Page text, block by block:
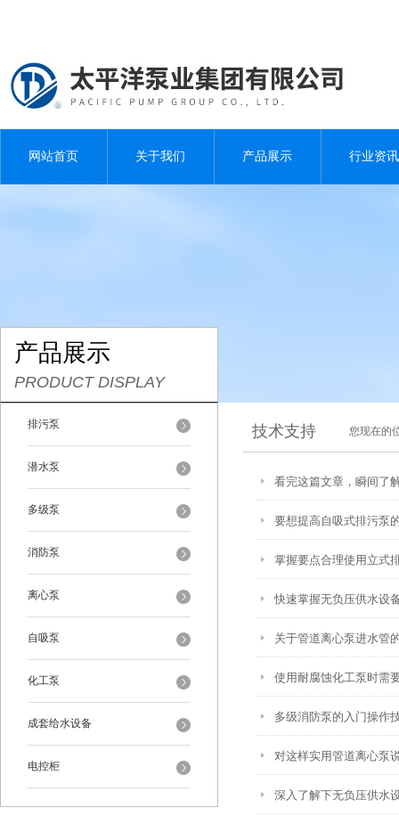
网站首页 关于我们 产品展示 行业资讯
产品展示
PRODUCT DISPLAY
排污泵
潜水泵
多级泵
消防泵
离心泵
自吸泵
化工泵
成套给水设备
电控柜
技术支持 您现在的
看完这篇文章，瞬间了
要想提高自吸式排污泵
掌握要点合理使用立式
快速掌握无负压供水设
关于管道离心泵进水管
使用耐腐蚀化工泵时需
多级消防泵的入门操作
对这样实用管道离心泵
深入了解下无负压供水